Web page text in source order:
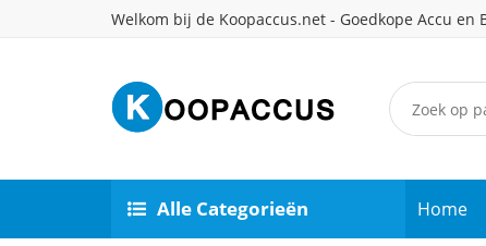
Welkom bij de Koopaccus.net - Goedkope Accu
Alle Categorieën Home